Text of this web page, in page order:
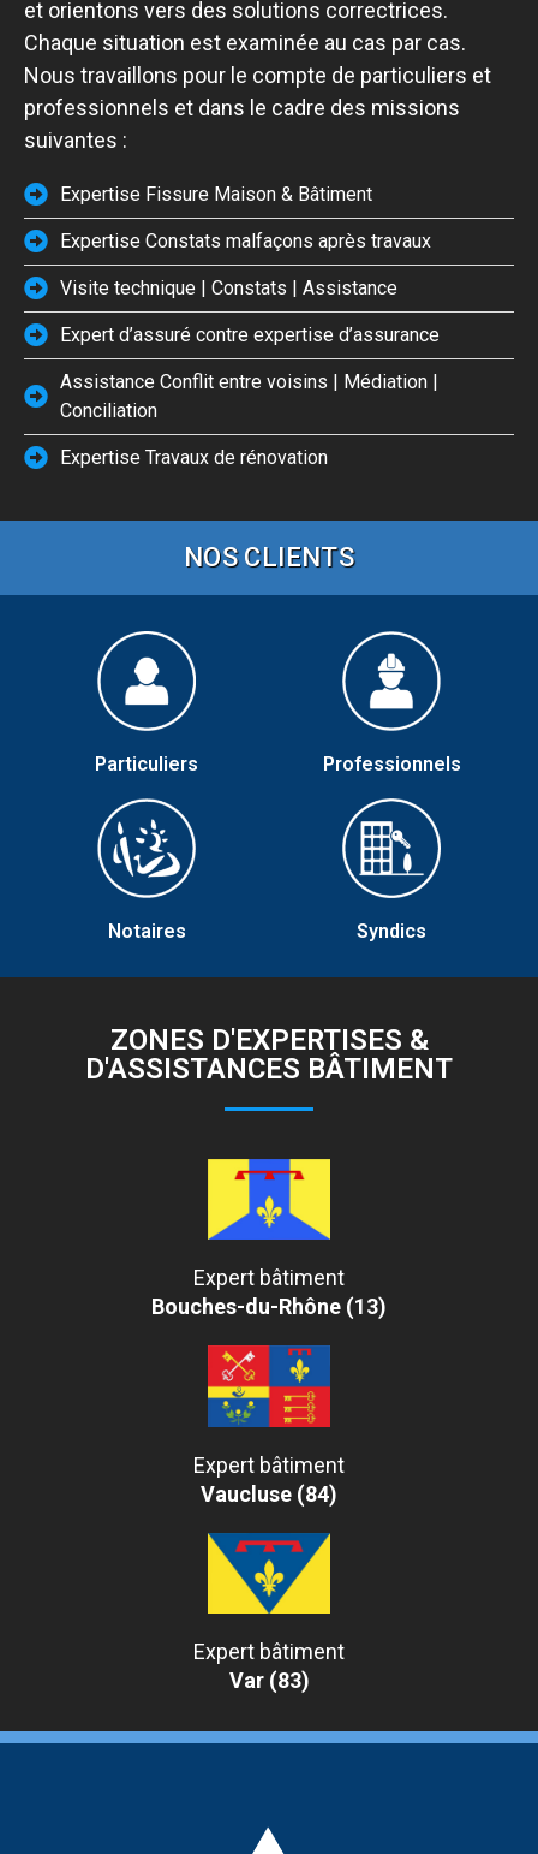
et orientons vers des solutions correctrices.
Chaque situation est examinée au cas par cas.
Nous travaillons pour le compte de particuliers et
professionnels et dans le cadre des missions
suivantes :
Expertise Fissure Maison & Bâtiment
Expertise Constats malfaçons après travaux
Visite technique | Constats | Assistance
Expert d’assuré contre expertise d’assurance
Assistance Conflit entre voisins | Médiation |
Conciliation
Expertise Travaux de rénovation
NOS CLIENTS
Particuliers Professionnels
Notaires Syndics
ZONES D'EXPERTISES &
D'ASSISTANCES BÂTIMENT
Expert bâtiment
Bouches-du-Rhône (13)
Expert bâtiment
Vaucluse (84)
Expert bâtiment
Var (83)